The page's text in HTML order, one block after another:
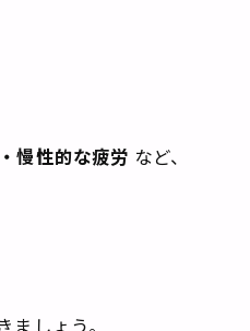
慢性的な疲労 など、
しょう。